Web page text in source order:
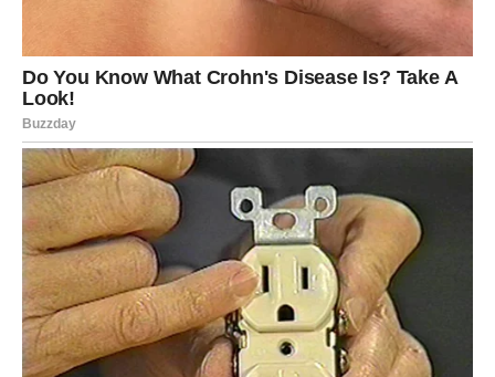
Za najbolje rezultate, masku ostavite na kosi najmanje
jedan sat, a idealno bi bilo da je zadržite preko noći.
Nakon isteka vremena, isperite je toplom vodom.Miris
kvascaće nestati nakon pranja šamponom, a kosa će
izgledati zdravije, sjajnije i voluminoznije. Ovaj tretman
preporučuje se dva puta nedeljno tokom 2 do 3 meseca,
nakon čega je dobro napraviti kraću pauzu. Redovno
korištenje kvasca može značajno smanjiti gubitak kose i
poboljšati njen cjelokupni izgled.